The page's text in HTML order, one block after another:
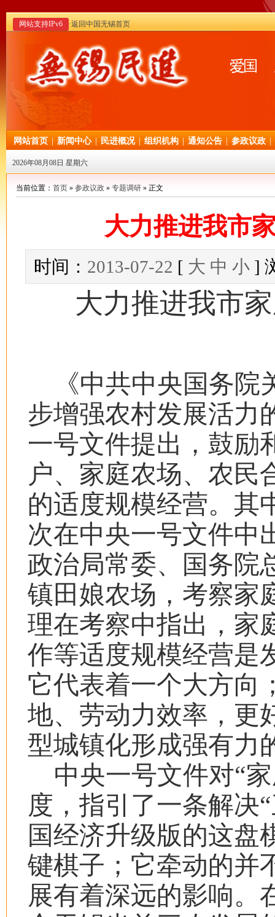
网站支持IPv6 ·返回中国无锡首页
网站首页 新闻中心 民进概况 组织机构 通知公告 参政议政
2026年08月08日 星期六
当前位置： 首页 » 参政议政 » 专题调研 » 正文
大力推进我市
时间： 2013-07-22 [ 大 中 小 ]
大力推进我市
《中共中央国务
步增强农村发展活力
一号文件提出，鼓励
户、家庭农场、农民
的适度规模经营。其
次在中央一号文件中
政治局常委、国务院
镇田娘农场，考察家
理在考察中指出，家
作等适度规模经营是
它代表着一个大方向
地、劳动力效率，更
型城镇化形成强有力
中央一号文件对“
度，指引了一条解决“
国经济升级版的这盘
键棋子；它牵动的并
展有着深远的影响。